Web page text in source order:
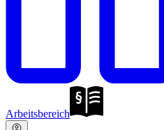
Arbeitsbereich